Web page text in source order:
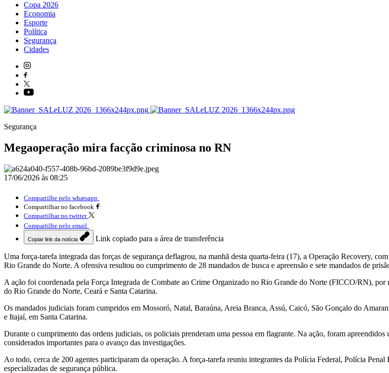
Copa 2026
Economia
Esporte
Política
Segurança
Cidades
Segurança
Megaoperação mira facção criminosa no RN
17/06/2026 às 08:25
Compartilhe pelo whatsapp
Compartilhar no facebook
Compartilhar no twitter
Compartilhe pelo email
Copiar link da notícia Link copiado para a área de transferência
Uma força-tarefa integrada das forças de segurança deflagrou, na manhã desta quarta-feira (17), a Operação Recovery,
Rio Grande do Norte. A ofensiva resultou no cumprimento de 28 mandados de busca e apreensão e sete mandados de
A ação foi coordenada pela Força Integrada de Combate ao Crime Organizado no Rio Grande do Norte (FICCO/RN),
do Rio Grande do Norte, Ceará e Santa Catarina.
Os mandados judiciais foram cumpridos em Mossoró, Natal, Baraúna, Areia Branca, Assú, Caicó, São Gonçalo do
e Itajaí, em Santa Catarina.
Durante o cumprimento das ordens judiciais, os policiais prenderam uma pessoa em flagrante. Na ação, foram
considerados importantes para o avanço das investigações.
Ao todo, cerca de 200 agentes participaram da operação. A força-tarefa reuniu integrantes da Polícia Federal, Polícia
especializadas de segurança pública.